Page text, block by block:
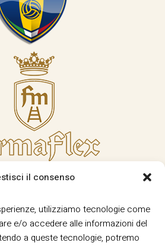
il consenso
utilizziamo tecnologie come
e/o accedere alle informazioni del
a queste tecnologie, potremo